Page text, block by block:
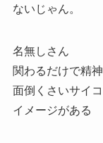
ないじゃん。
名無しさん
関わるだけで精
面倒くさいサイ
イメージがある